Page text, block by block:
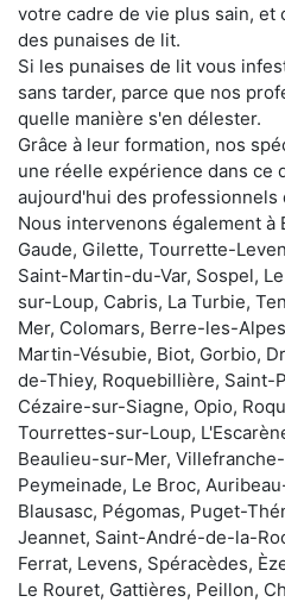
votre cadre de vie plus sain, et
des punaises de lit.
Si les punaises de lit vous
sans tarder, parce que nos
quelle manière s'en délester.
Grâce à leur formation, nos
une réelle expérience dans ce
aujourd'hui des professionnels
Nous intervenons également à
Gaude, Gilette, Tourrette-
Saint-Martin-du-Var, Sospel,
sur-Loup, Cabris, La Turbie,
Mer, Colomars, Berre-les-
Martin-Vésubie, Biot, Gorbio,
de-Thiey, Roquebillière, Saint-
Cézaire-sur-Siagne, Opio,
Tourrettes-sur-Loup,
Beaulieu-sur-Mer,
Peymeinade, Le Broc,
Blausasc, Pégomas, Puget-
Jeannet, Saint-André-de-la-
Ferrat, Levens, Spéracèdes,
Le Rouret, Gattières, Peillon,